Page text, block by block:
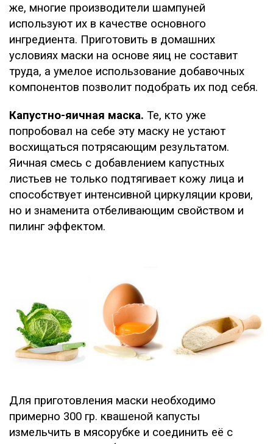
же, многие производители шампуней
используют их в качестве основного
ингредиента. Приготовить в домашних
условиях маски на основе яиц не составит
труда, а умелое использование добавочных
компонентов позволит подобрать их под себя.
Капустно-яичная маска. Те, кто уже
попробовал на себе эту маску не устают
восхищаться потрясающим результатом.
Яичная смесь с добавлением капустных
листьев не только подтягивает кожу лица и
способствует интенсивной циркуляции крови,
но и знаменита отбеливающим свойством и
пилинг эффектом.
Для приготовления маски необходимо
примерно 300 гр. квашеной капусты
измельчить в мясорубке и соединить её с